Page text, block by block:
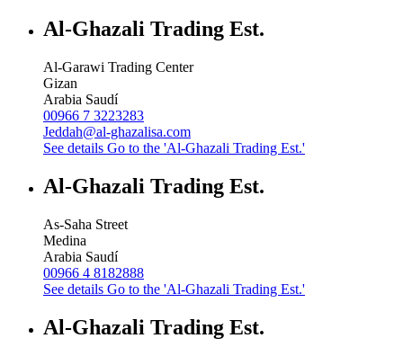
Al-Ghazali Trading Est.
Al-Garawi Trading Center
Gizan
Arabia Saudí
00966 7 3223283
Jeddah@al-ghazalisa.com
See details Go to the 'Al-Ghazali Trading Est.'
Al-Ghazali Trading Est.
As-Saha Street
Medina
Arabia Saudí
00966 4 8182888
See details Go to the 'Al-Ghazali Trading Est.'
Al-Ghazali Trading Est.